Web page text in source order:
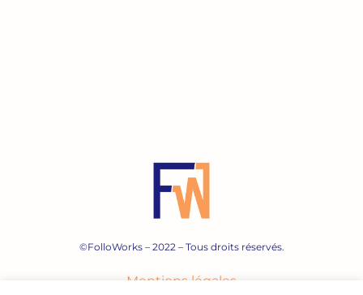
©FolloWorks – 2022 – Tous droits réservés.
Mentions légales